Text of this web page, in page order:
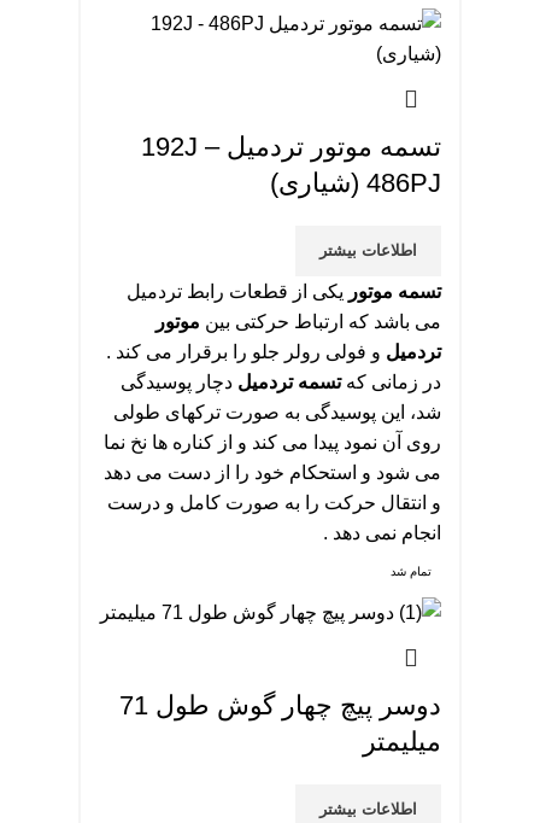
تسمه موتور تردمیل 192J –
486PJ (شیاری)
اطلاعات بیشتر
تسمه موتور یکی از قطعات رابط تردمیل
می باشد که ارتباط حرکتی بین موتور
تردمیل و فولی رولر جلو را برقرار می کند .
در زمانی کهتسمه تردمیل دچار پوسیدگی
شد، این پوسیدگی به صورت ترکهای طولی
روی آن نمود پیدا می کند و از کناره ها نخ نما
می شود و استحکام خود را از دست می دهد
و انتقال حرکت را به صورت کامل و درست
انجام نمی دهد .
تمام شد
دوسر پیچ چهار گوش طول 71
میلیمتر
اطلاعات بیشتر